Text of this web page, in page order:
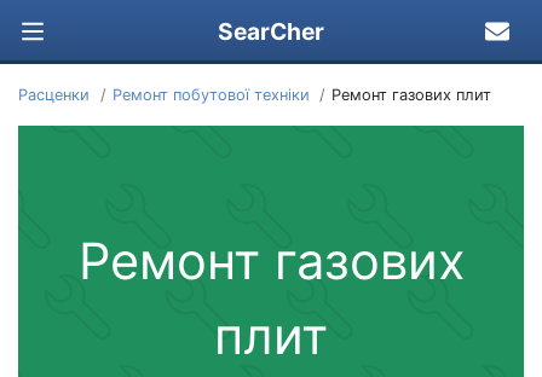
SearCher
Расценки Ремонт побутової техніки Ремонт газових плит
Ремонт газових
плит